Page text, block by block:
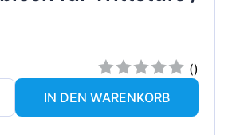
()
IN DEN WARENKORB